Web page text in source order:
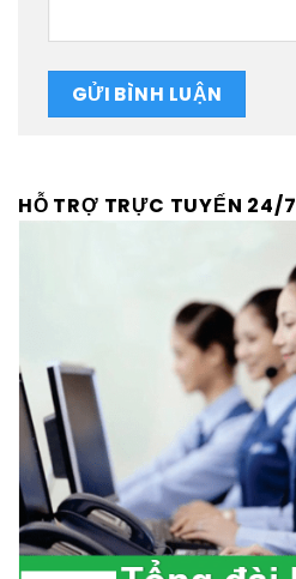
HỖ TRỢ TRỰC TUYẾN 24/7